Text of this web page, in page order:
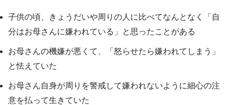
子供の頃、きょうだいや周りの人に比べてなんとなく「自
分はお母さんに嫌われている」と思ったことがある
お母さんの機嫌が悪くて、「怒らせたら嫌われてしまう」
と怯えていた
お母さん自身が周りを警戒して嫌われないように細心の注
意を払って生きていた